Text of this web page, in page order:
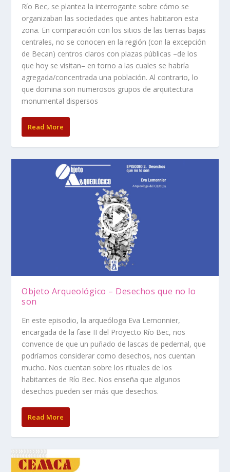
Río Bec, se plantea la interrogante sobre cómo se
organizaban las sociedades que antes habitaron esta
zona. En comparación con los sitios de las tierras bajas
centrales, no se conocen en la región (con la excepción
de Becan) centros claros con plazas públicas –de los
que hoy se visitan– en torno a las cuales se habría
agregada/concentrada una población. Al contrario, lo
que domina son numerosos grupos de arquitectura
monumental dispersos
Read More
Objeto Arqueológico – Desechos que no lo
son
En este episodio, la arqueóloga Eva Lemonnier,
encargada de la fase II del Proyecto Río Bec, nos
convence de que un puñado de lascas de pedernal, que
podríamos considerar como desechos, nos cuentan
mucho. Nos cuentan sobre los rituales de los
habitantes de Río Bec. Nos enseña que algunos
desechos pueden ser más que desechos.
Read More